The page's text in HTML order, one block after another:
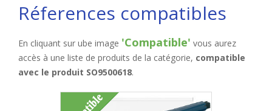
Réferences compatibles
En cliquant sur ube image 'Compatible' vous aurez
accès à une liste de produits de la catégorie, compatible
avec le produit SO9500618.